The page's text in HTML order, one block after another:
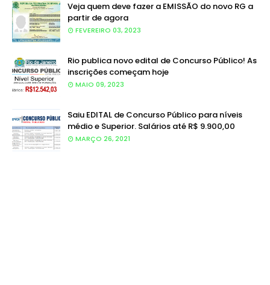
Veja quem deve fazer a EMISSÃO do novo RG a
partir de agora
FEVEREIRO 03, 2023
Rio publica novo edital de Concurso Público! As
inscrições começam hoje
MAIO 09, 2023
Saiu EDITAL de Concurso Público para níveis
médio e Superior. Salários até R$ 9.900,00
MARÇO 26, 2021